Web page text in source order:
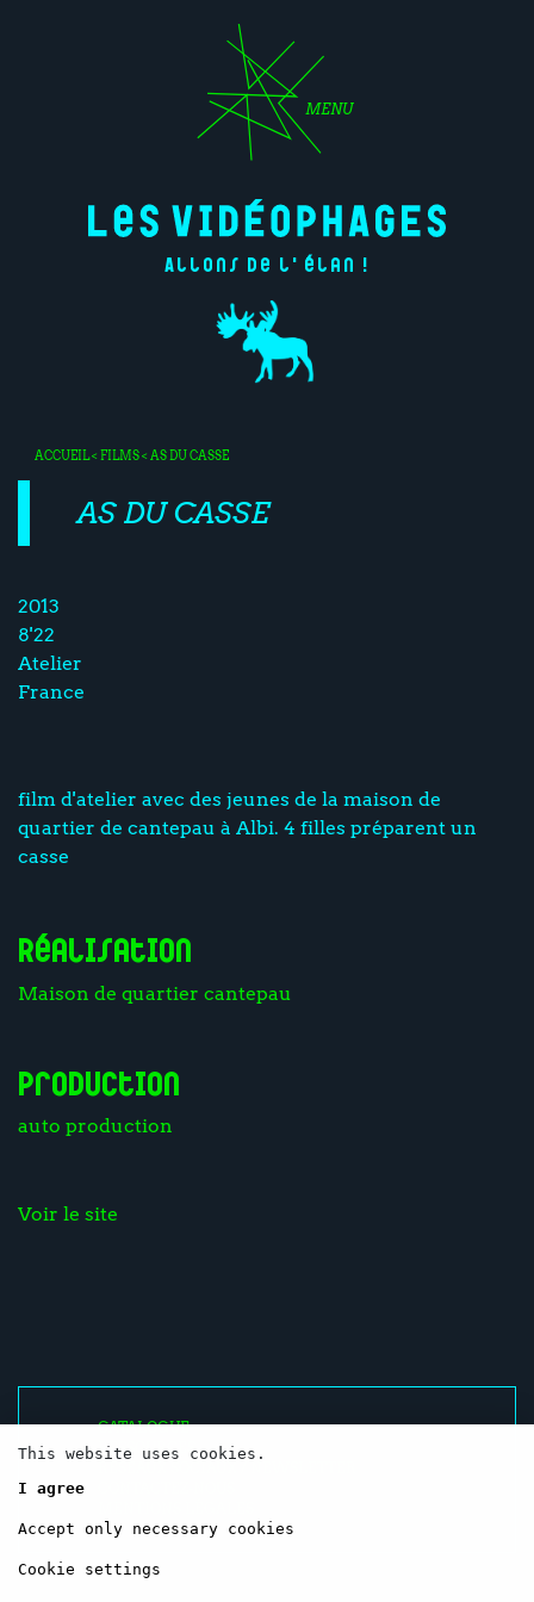
MENU
Allons de l'élan !
ACCUEIL< FILMS< AS DU CASSE
AS DU CASSE
2013
8'22
Atelier
France
film d'atelier avec des jeunes de la maison de
quartier de cantepau à Albi. 4 filles préparent un
casse
Réalisation
Maison de quartier cantepau
Production
auto production
Voir le site
CATALOGUE
RESSOURCES
This website uses cookies.
I agree
Accept only necessary cookies
Cookie settings